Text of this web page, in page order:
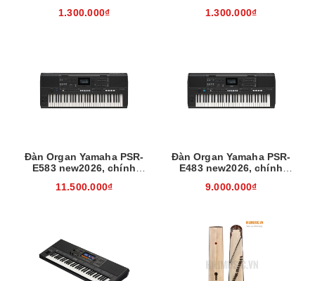
1.300.000₫ 1.300.000₫
Đàn Organ Yamaha PSR-
E583 new2026, chính
11.500.000₫
Đàn Organ Yamaha PSR-
E483 new2026, chính
9.000.000₫